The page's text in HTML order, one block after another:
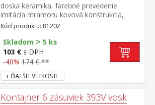
doska keramika, farebné prevedenie
imitácia mramoru kovová konštrukcia,
farebné prevedenie čierna
Kód produktu: 81202
Skladom > 5 ks
103 € s DPH
-40% 174 € **
+ ĎALŠIE VEĽKOSTI
Kontajner 6 zásuviek 393V vosk